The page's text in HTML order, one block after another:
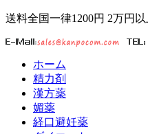
送料全国一律1200円 2万円
ホーム
精力剤
漢方薬
媚薬
経口避妊薬